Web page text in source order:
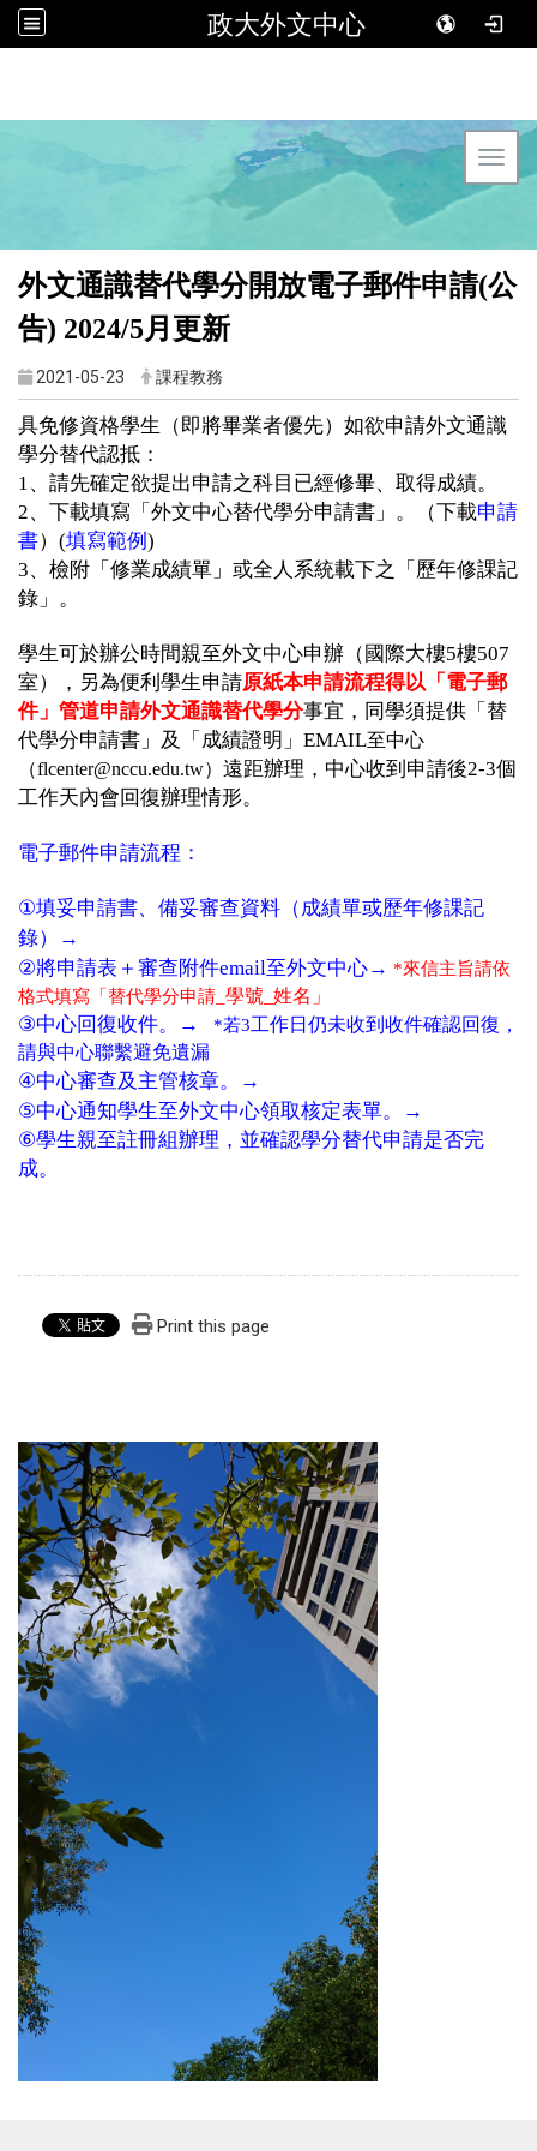
政大外文中心
外文通識替代學分開放電子郵件申請(公
告) 2024/5月更新
2021-05-23 課程教務
具免修資格學生（即將畢業者優先）如欲申請外文通識
學分替代認抵：
1、請先確定欲提出申請之科目已經修畢、取得成績。
2、下載填寫「外文中心替代學分申請書」。（下載申請
書）(填寫範例 )
3、檢附「修業成績單」或全人系統載下之「歷年修課記
錄」。
學生可於辦公時間親至外文中心申辦（國際大樓5樓507
室），另為便利學生申請原紙本申請流程得以「電子郵
件」管道申請外文通識替代學分事宜，同學須提供「替
代學分申請書」及「成績證明」EMAIL至中心
（flcenter@nccu.edu.tw） 遠距辦理，中心收到申請後2-3個
工作天內會回復辦理情形。
電子郵件申請流程：
①填妥申請書、備妥審查資料（成績單或歷年修課記
錄）
→
②將申請表＋審查附件email至外文中心→ *來信主旨請依
格式填寫「替代學分申請_ 學號_姓名」
③中心回復收件。 → *若3工作日仍未收到收件確認回復，
請與中心聯繫避免遺漏
④中心審查及主管核章。 →
⑤中心通知學生至外文中心領取核定表單。 →
⑥學生親至註冊組辦理，並確認學分替代申請是否完
成。
Print this page